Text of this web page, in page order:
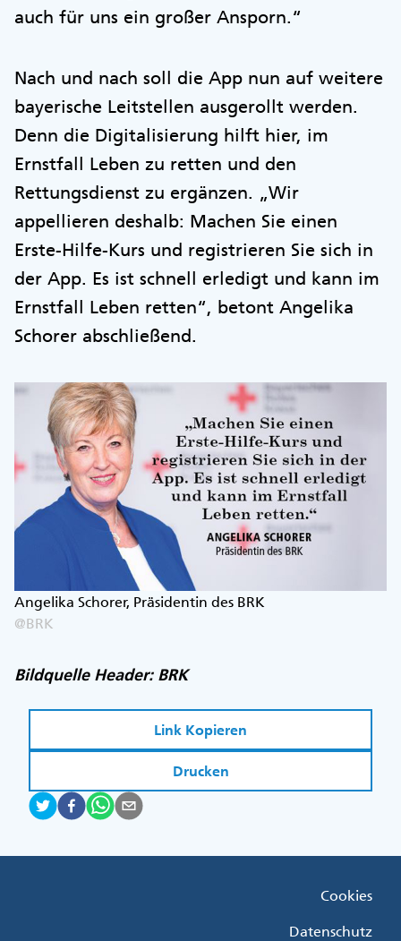
auch für uns ein großer Ansporn.“
Nach und nach soll die App nun auf weitere
bayerische Leitstellen ausgerollt werden.
Denn die Digitalisierung hilft hier, im
Ernstfall Leben zu retten und den
Rettungsdienst zu ergänzen. „Wir
appellieren deshalb: Machen Sie einen
Erste-Hilfe-Kurs und registrieren Sie sich in
der App. Es ist schnell erledigt und kann im
Ernstfall Leben retten“, betont Angelika
Schorer abschließend.
Angelika Schorer, Präsidentin des BRK
@BRK
Bildquelle Header: BRK
Link Kopieren
Drucken
Cookies
Datenschutz